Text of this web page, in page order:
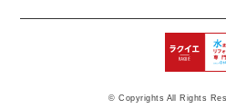
© Copyrights All Rights